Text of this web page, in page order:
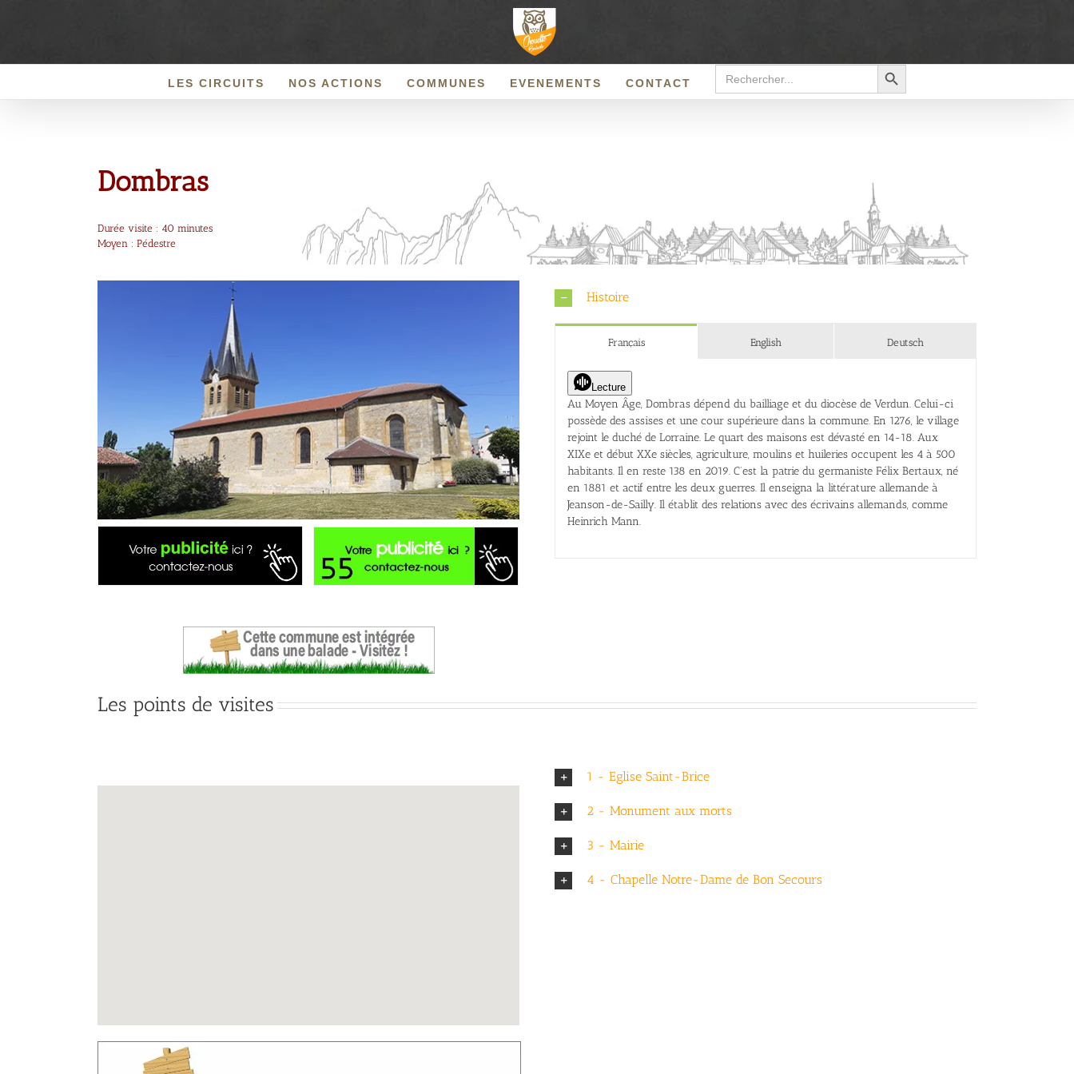
LES CIRCUITS NOS ACTIONS COMMUNES EVENEMENTS CONTACT
Search
for:
Search Button
Dombras
Durée visite : 40 minutes
Moyen : Pédestre
Histoire
Français English Deutsch
Lecture
Au Moyen Âge, Dombras dépend du bailliage et du diocèse de Verdun. Celui-ci
possède des assises et une cour supérieure dans la commune. En 1276, le village
rejoint le duché de Lorraine. Le quart des maisons est dévasté en 14-18. Aux
XIXe et début XXe siècles, agriculture, moulins et huileries occupent les 4 à 500
habitants. Il en reste 138 en 2019. C’est la patrie du germaniste Félix Bertaux, né
en 1881 et actif entre les deux guerres. Il enseigna la littérature allemande à
Jeanson-de-Sailly. Il établit des relations avec des écrivains allemands, comme
Heinrich Mann.
Les points de visites
1 - Eglise Saint-Brice
2 - Monument aux morts
3 - Mairie
4 - Chapelle Notre-Dame de Bon Secours